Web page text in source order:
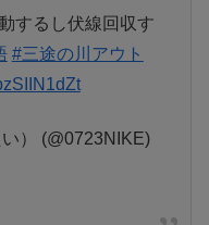
するし伏線回収す
#三途の川アウト
） (@0723NIKE)